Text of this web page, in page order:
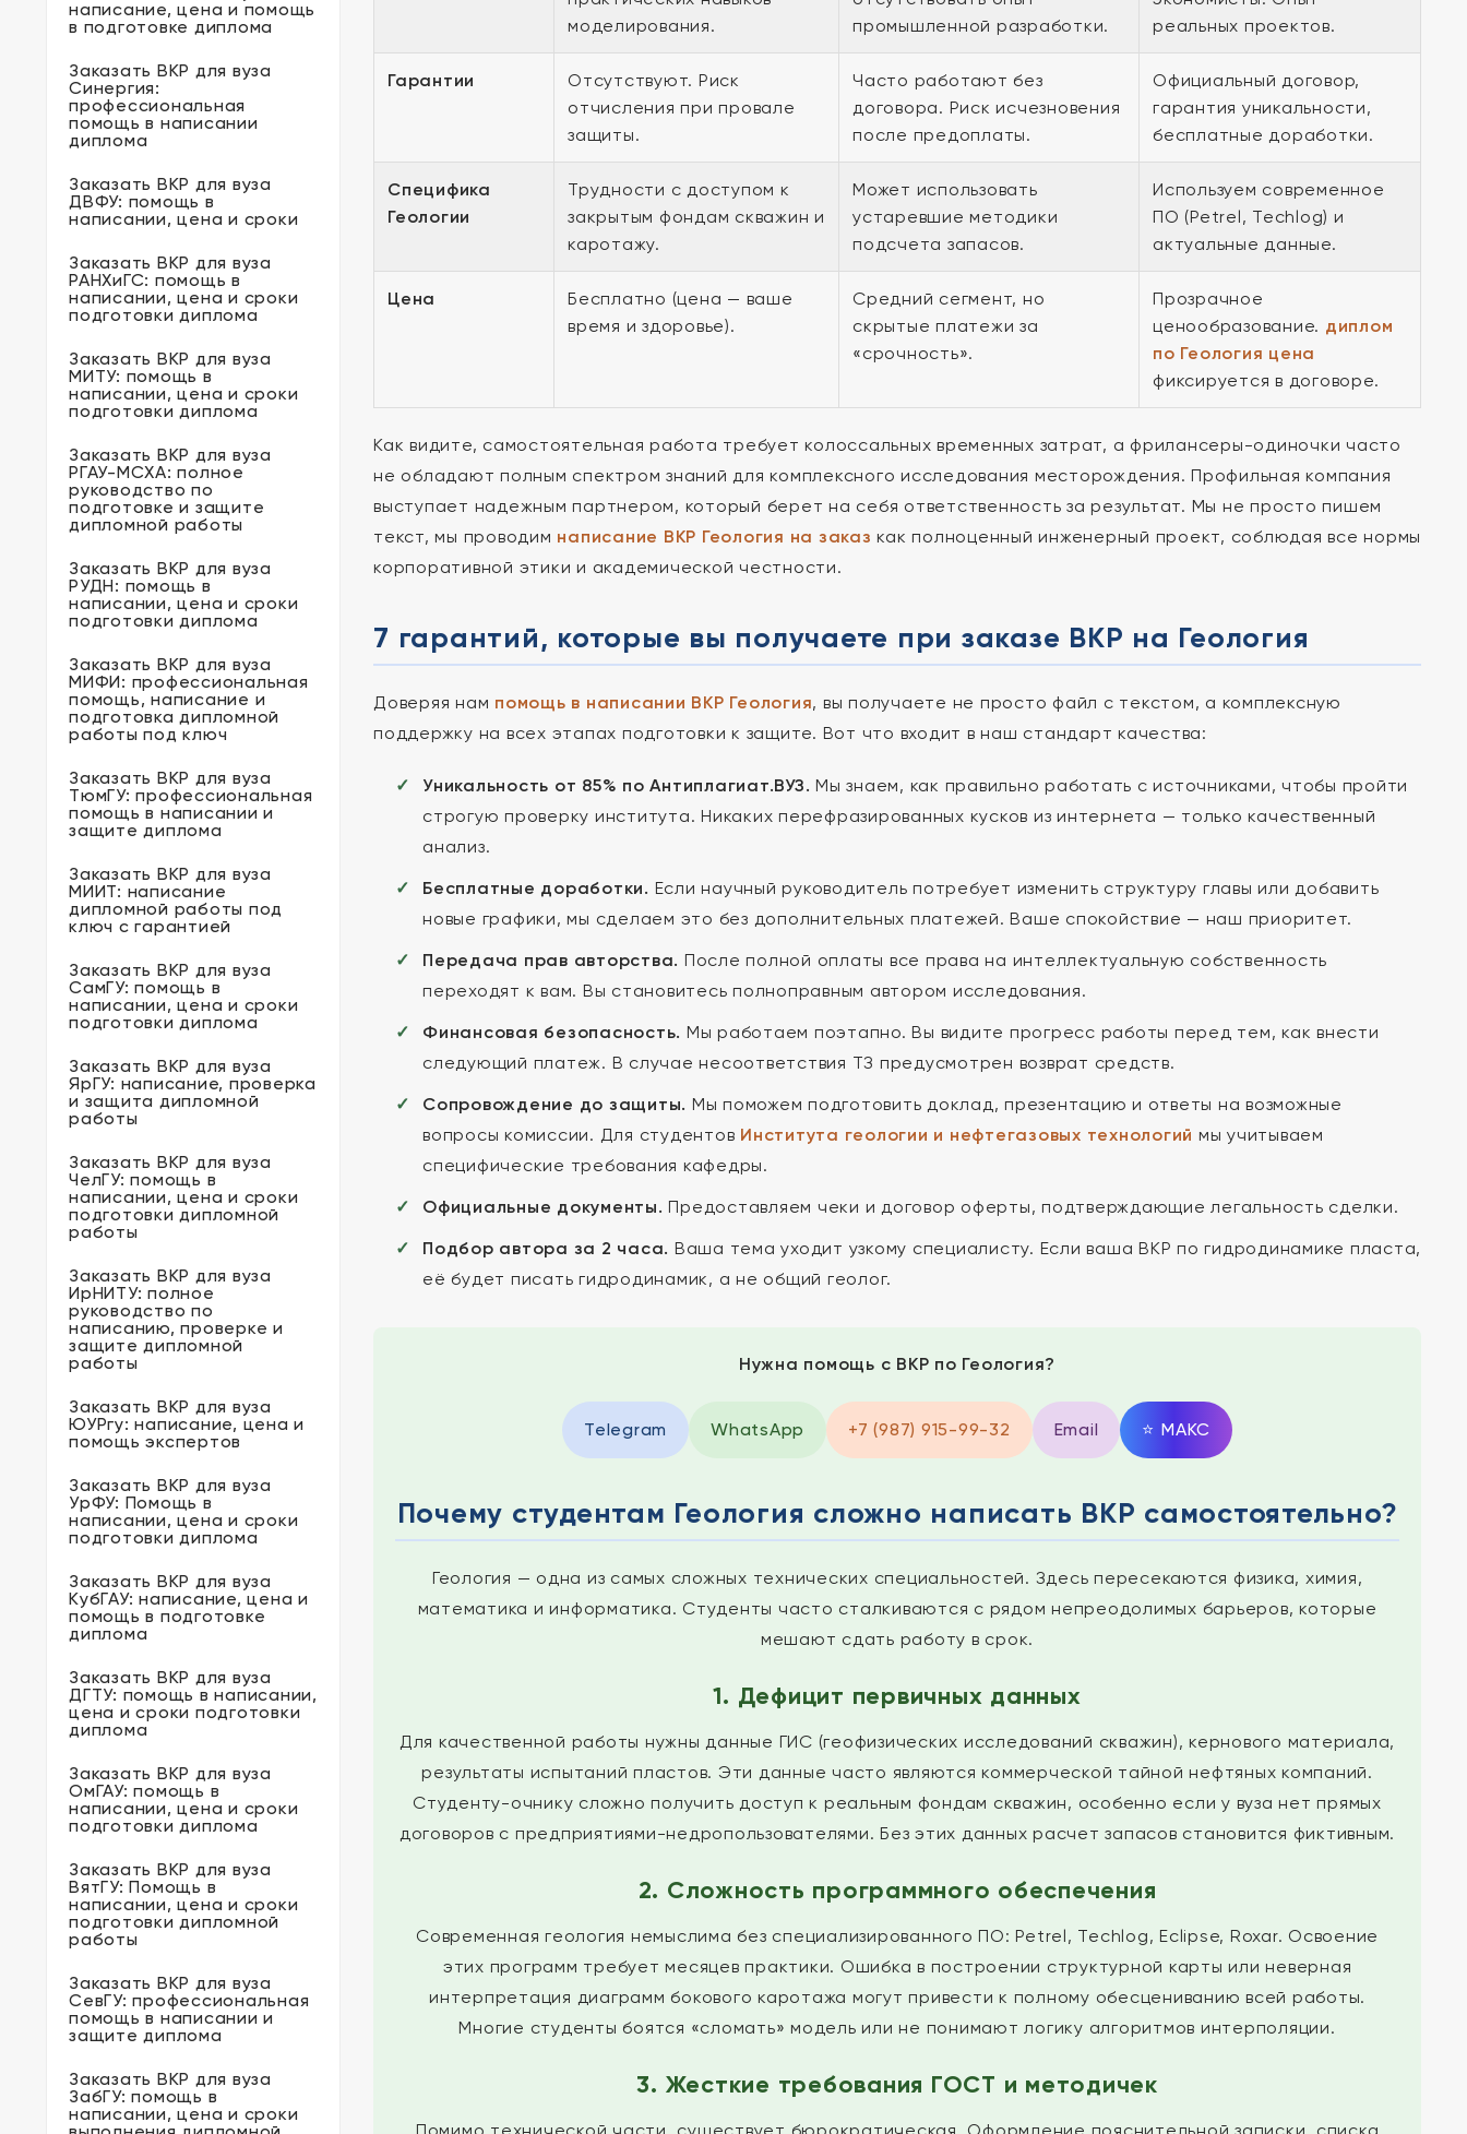
написание, цена и помощь
в подготовке диплома
Заказать ВКР для вуза
Синергия:
профессиональная
помощь в написании
диплома
Заказать ВКР для вуза
ДВФУ: помощь в
написании, цена и сроки
Заказать ВКР для вуза
РАНХиГС: помощь в
написании, цена и сроки
подготовки диплома
Заказать ВКР для вуза
МИТУ: помощь в
написании, цена и сроки
подготовки диплома
Заказать ВКР для вуза
РГАУ-МСХА: полное
руководство по
подготовке и защите
дипломной работы
Заказать ВКР для вуза
РУДН: помощь в
написании, цена и сроки
подготовки диплома
Заказать ВКР для вуза
МИФИ: профессиональная
помощь, написание и
подготовка дипломной
работы под ключ
Заказать ВКР для вуза
ТюмГУ: профессиональная
помощь в написании и
защите диплома
Заказать ВКР для вуза
МИИТ: написание
дипломной работы под
ключ с гарантией
Заказать ВКР для вуза
СамГУ: помощь в
написании, цена и сроки
подготовки диплома
Заказать ВКР для вуза
ЯрГУ: написание, проверка
и защита дипломной
работы
Заказать ВКР для вуза
ЧелГУ: помощь в
написании, цена и сроки
подготовки дипломной
работы
Заказать ВКР для вуза
ИрНИТУ: полное
руководство по
написанию, проверке и
защите дипломной
работы
Заказать ВКР для вуза
ЮУРгу: написание, цена и
помощь экспертов
Заказать ВКР для вуза
УрФУ: Помощь в
написании, цена и сроки
подготовки диплома
Заказать ВКР для вуза
КубГАУ: написание, цена и
помощь в подготовке
диплома
Заказать ВКР для вуза
ДГТУ: помощь в написании,
цена и сроки подготовки
диплома
Заказать ВКР для вуза
ОмГАУ: помощь в
написании, цена и сроки
подготовки диплома
Заказать ВКР для вуза
ВятГУ: Помощь в
написании, цена и сроки
подготовки дипломной
работы
Заказать ВКР для вуза
СевГУ: профессиональная
помощь в написании и
защите диплома
Заказать ВКР для вуза
ЗабГУ: помощь в
написании, цена и сроки
моделирования.
промышленной разработки.
реальных проектов.
Гарантии
Отсутствуют. Риск
отчисления при провале
защиты.
Часто работают без
договора. Риск исчезновения
после предоплаты.
Официальный договор,
гарантия уникальности,
бесплатные доработки.
Специфика
Геологии
Трудности с доступом к
закрытым фондам скважин и
каротажу.
Может использовать
устаревшие методики
подсчета запасов.
Используем современное
ПО (Petrel, Techlog) и
актуальные данные.
Цена
Бесплатно (цена — ваше
время и здоровье).
Средний сегмент, но
скрытые платежи за
«срочность».
Прозрачное
ценообразование. диплом
по Геология цена
фиксируется в договоре.
Как видите, самостоятельная работа требует колоссальных временных затрат, а фрилансеры-одиночки часто
не обладают полным спектром знаний для комплексного исследования месторождения. Профильная компания
выступает надежным партнером, который берет на себя ответственность за результат. Мы не просто пишем
текст, мы проводим написание ВКР Геология на заказ как полноценный инженерный проект, соблюдая все нормы
корпоративной этики и академической честности.
7 гарантий, которые вы получаете при заказе ВКР на Геология
Доверяя нам помощь в написании ВКР Геология, вы получаете не просто файл с текстом, а комплексную
поддержку на всех этапах подготовки к защите. Вот что входит в наш стандарт качества:
Уникальность от 85% по Антиплагиат.ВУЗ. Мы знаем, как правильно работать с источниками, чтобы пройти
строгую проверку института. Никаких перефразированных кусков из интернета — только качественный
анализ.
Бесплатные доработки. Если научный руководитель потребует изменить структуру главы или добавить
новые графики, мы сделаем это без дополнительных платежей. Ваше спокойствие — наш приоритет.
Передача прав авторства. После полной оплаты все права на интеллектуальную собственность
переходят к вам. Вы становитесь полноправным автором исследования.
Финансовая безопасность. Мы работаем поэтапно. Вы видите прогресс работы перед тем, как внести
следующий платеж. В случае несоответствия ТЗ предусмотрен возврат средств.
Сопровождение до защиты. Мы поможем подготовить доклад, презентацию и ответы на возможные
вопросы комиссии. Для студентов Института геологии и нефтегазовых технологий мы учитываем
специфические требования кафедры.
Официальные документы. Предоставляем чеки и договор оферты, подтверждающие легальность сделки.
Подбор автора за 2 часа. Ваша тема уходит узкому специалисту. Если ваша ВКР по гидродинамике пласта,
её будет писать гидродинамик, а не общий геолог.
Нужна помощь с ВКР по Геология?
Telegram WhatsApp +7 (987) 915-99-32 Email ⭐ MAКС
Почему студентам Геология сложно написать ВКР самостоятельно?
Геология — одна из самых сложных технических специальностей. Здесь пересекаются физика, химия,
математика и информатика. Студенты часто сталкиваются с рядом непреодолимых барьеров, которые
мешают сдать работу в срок.
1. Дефицит первичных данных
Для качественной работы нужны данные ГИС (геофизических исследований скважин), кернового материала,
результаты испытаний пластов. Эти данные часто являются коммерческой тайной нефтяных компаний.
Студенту-очнику сложно получить доступ к реальным фондам скважин, особенно если у вуза нет прямых
договоров с предприятиями-недропользователями. Без этих данных расчет запасов становится фиктивным.
2. Сложность программного обеспечения
Современная геология немыслима без специализированного ПО: Petrel, Techlog, Eclipse, Roxar. Освоение
этих программ требует месяцев практики. Ошибка в построении структурной карты или неверная
интерпретация диаграмм бокового каротажа могут привести к полному обесцениванию всей работы.
Многие студенты боятся «сломать» модель или не понимают логику алгоритмов интерполяции.
3. Жесткие требования ГОСТ и методичек